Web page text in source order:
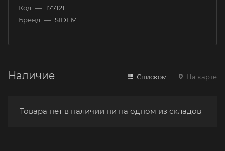
Код — 177121
Бренд — SIDEM
Наличие Списком На карте
Товара нет в наличии ни на одном из складов